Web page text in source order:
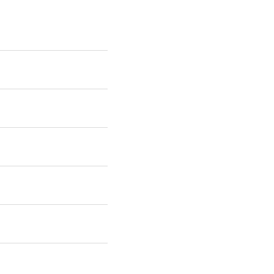
Probepaket selbst
in der Ihr alle
So kannst du es
Uns einfach
desto
den Konfigurator.
Kreativität freien Lauf
Informationen,
Zusätzlich bieten wir
abgeschlossen
WhatsApp
in
kann. Keine Sorge: